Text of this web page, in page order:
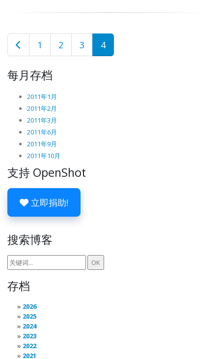
1 2 3 4
每月存档
2011年1月
2011年2月
2011年3月
2011年6月
2011年9月
2011年10月
支持 OpenShot
立即捐助!
搜索博客
存档
2026
2025
2024
2023
2022
2021